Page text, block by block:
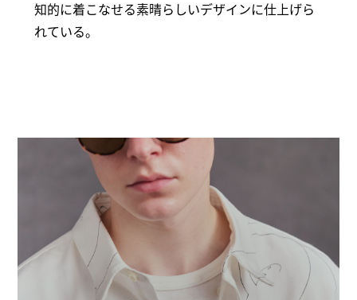
知的に着こなせる素晴らしいデザインに仕上げら
れている。